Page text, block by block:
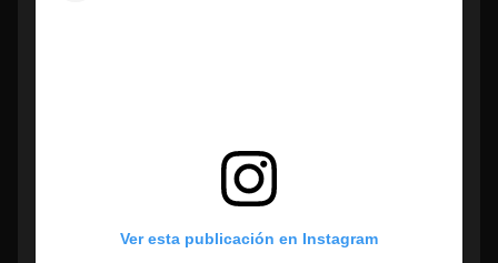
Ver esta publicación en Instagram